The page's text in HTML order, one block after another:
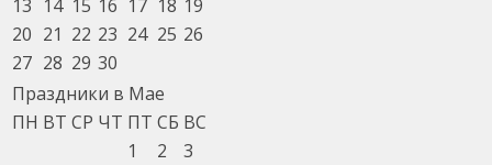
13 14 15 16 17 18 19
20 21 22 23 24 25 26
27 28 29 30
Праздники в Мае
ПН ВТ СР ЧТ ПТ СБ ВС
1
2
3